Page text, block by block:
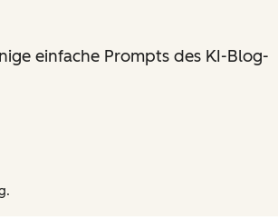
einfache Prompts des KI-Blog-